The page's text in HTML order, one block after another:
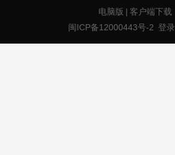
电脑版 | 客户端下载
闽ICP备12000443号-2 登录